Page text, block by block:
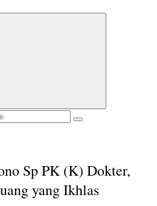
Sp PK (K) Dokter,
yang Ikhlas